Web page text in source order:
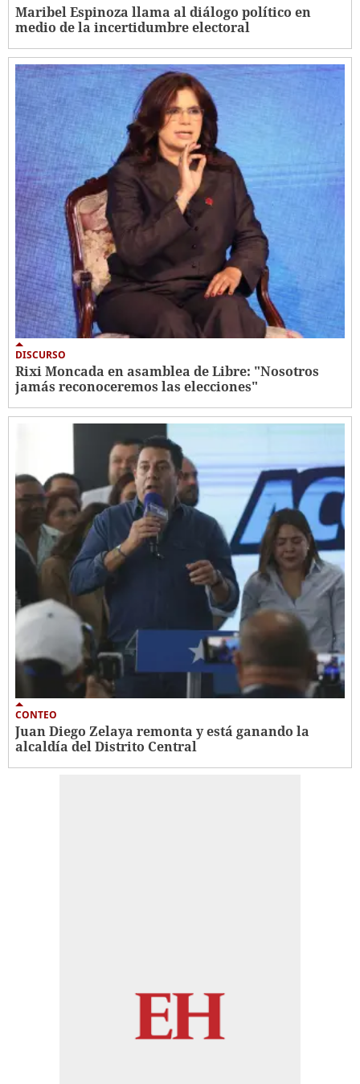
Maribel Espinoza llama al diálogo político en
medio de la incertidumbre electoral
DISCURSO
Rixi Moncada en asamblea de Libre: "Nosotros
jamás reconoceremos las elecciones"
CONTEO
Juan Diego Zelaya remonta y está ganando la
alcaldía del Distrito Central